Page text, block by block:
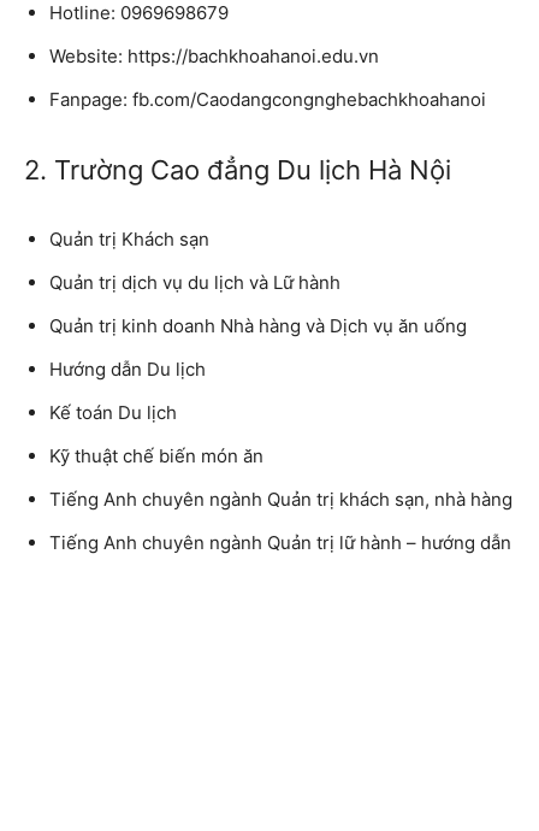
Hotline: 0969698679
Website: https://bachkhoahanoi.edu.vn
Fanpage: fb.com/Caodangcongnghebachkhoahanoi
2. Trường Cao đẳng Du lịch Hà Nội
Quản trị Khách sạn
Quản trị dịch vụ du lịch và Lữ hành
Quản trị kinh doanh Nhà hàng và Dịch vụ ăn uống
Hướng dẫn Du lịch
Kế toán Du lịch
Kỹ thuật chế biến món ăn
Tiếng Anh chuyên ngành Quản trị khách sạn, nhà hàng
Tiếng Anh chuyên ngành Quản trị lữ hành – hướng dẫn